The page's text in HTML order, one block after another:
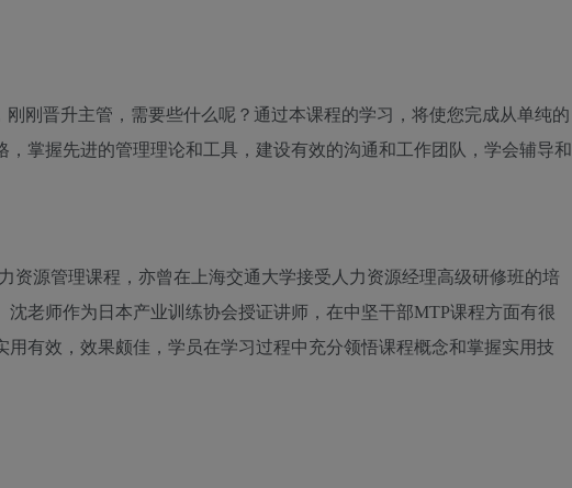
刚刚晋升主管，需要些什么呢？通过本课程的学习，将使您完成从单纯的
掌握先进的管理理论和工具，建设有效的沟通和工作团队，学会辅导和
源管理课程，亦曾在上海交通大学接受人力资源经理高级研修班的培
老师作为日本产业训练协会授证讲师，在中坚干部MTP课程方面有很
有效，效果颇佳，学员在学习过程中充分领悟课程概念和掌握实用技